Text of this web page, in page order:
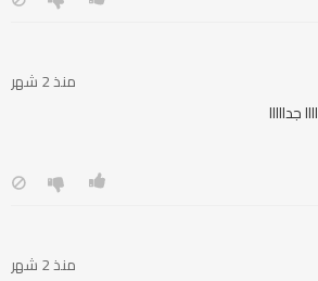
منذ 2 شهر
جدااااا
منذ 2 شهر